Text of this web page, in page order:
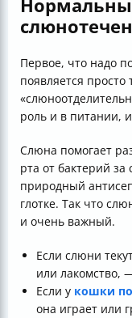
Первое, что надо
появляется
роль и в питании,
Слюна помогает
рта от бактерий
природный
глотке. Так что
и очень важный.
Если слюни
или лакомство,
Если у кошки
она играет или